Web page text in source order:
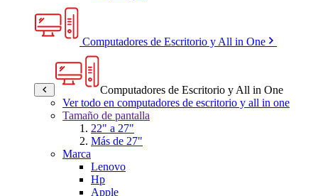
Computadores de Escritorio y All in One
Computadores de Escritorio y All in One
Ver todo en computadores de escritorio y all in one
Tamaño de pantalla
22" a 27"
Más de 27"
Marca
Lenovo
Hp
Apple